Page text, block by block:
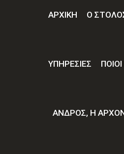
ΑΡΧΙΚΉ Ο
ΥΠΗΡΕΣΙΕΣ
ΑΝΔΡΟΣ, Η